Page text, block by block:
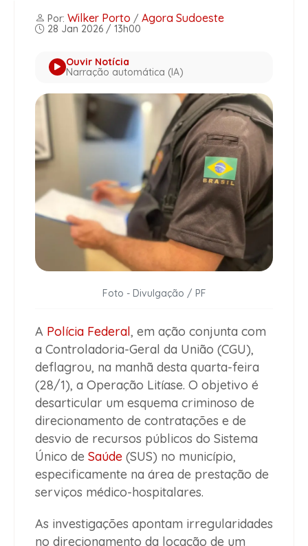
Por: Wilker Porto / Agora Sudoeste
28 Jan 2026 / 13h00
Ouvir Notícia
Narração automática (IA)
Foto - Divulgação / PF
A Polícia Federal, em ação conjunta com
a Controladoria-Geral da União (CGU),
deflagrou, na manhã desta quarta-feira
(28/1), a Operação Litíase. O objetivo é
desarticular um esquema criminoso de
direcionamento de contratações e de
desvio de recursos públicos do Sistema
Único de Saúde (SUS) no município,
especificamente na área de prestação de
serviços médico-hospitalares.
As investigações apontam irregularidades
no direcionamento da locação de um